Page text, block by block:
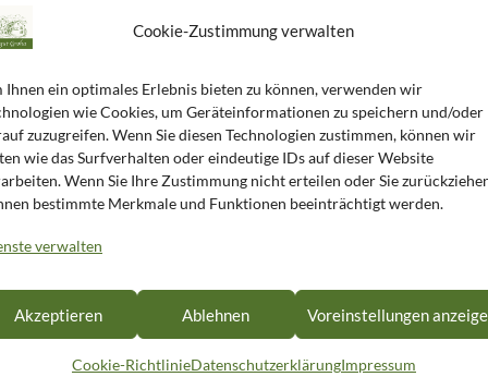
Cookie-Zustimmung verwalten
Ihnen ein optimales Erlebnis bieten zu können, verwenden wir
wie Cookies, um Geräteinformationen zu speichern und/oder
zuzugreifen. Wenn Sie diesen Technologien zustimmen, können wir
wie das Surfverhalten oder eindeutige IDs auf dieser Website
Wenn Sie Ihre Zustimmung nicht erteilen oder Sie
bestimmte Merkmale und Funktionen beeinträchtigt werden.
verwalten
Akzeptieren Ablehnen Voreinstellungen
Cookie-RichtlinieDatenschutzerklärungImpressum